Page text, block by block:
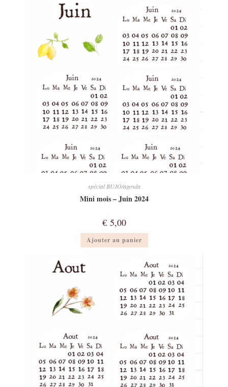
spécial BUJO/agenda
Mini mois – Juin 2024
€5,00
Ajouter au panier